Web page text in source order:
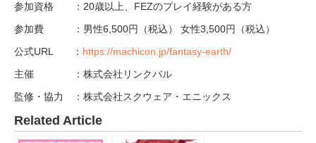
参加資格 ：20歳以上、FEZのプレイ経験がある方
参加費 ：男性6,500円（税込） 女性3,500円（税込）
公式URL ： https://machicon.jp/fantasy-earth/
主催 ：株式会社リンクバル
監修・協力 ：株式会社スクウェア・エニックス
Related Article